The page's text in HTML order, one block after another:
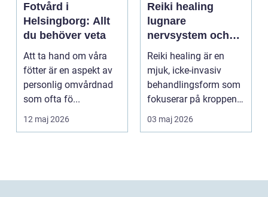
Fotvård i
Helsingborg: Allt
du behöver veta
Att ta hand om våra
fötter är en aspekt av
personlig omvårdnad
som ofta fö...
12 maj 2026
Reiki healing
lugnare
nervsystem och
djupare
återhämtning
Reiki healing är en
mjuk, icke-invasiv
behandlingsform som
fokuserar på kroppens
egen förmåga att lä...
03 maj 2026